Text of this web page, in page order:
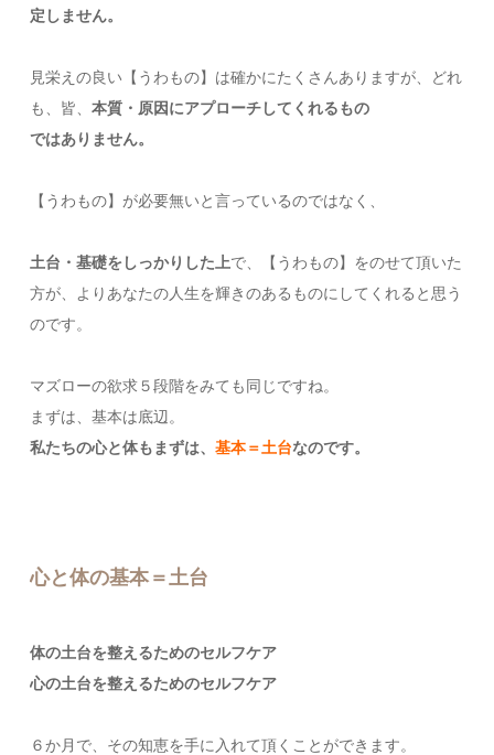
定しません。
見栄えの良い【うわもの】は確かにたくさんありますが、どれ
も、皆、本質・原因にアプローチしてくれるもの
ではありません。
【うわもの】が必要無いと言っているのではなく、
土台・基礎をしっかりした上で、【うわもの】をのせて頂いた
方が、よりあなたの人生を輝きのあるものにしてくれると思う
のです。
マズローの欲求５段階をみても同じですね。
まずは、基本は底辺。
私たちの心と体もまずは、基本＝土台なのです。
心と体の基本＝土台
体の土台を整えるためのセルフケア
心の土台を整えるためのセルフケア
６か月で、その知恵を手に入れて頂くことができます。